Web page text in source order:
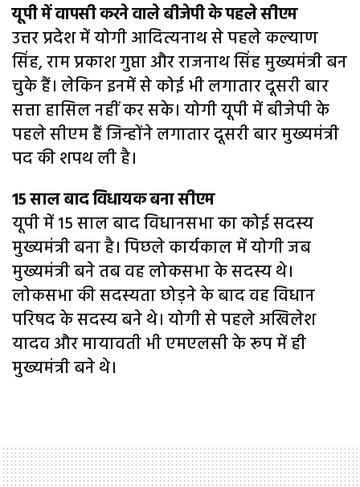
यूपी में वापसी करने वाले बीजेपी के पहले सीएम
उत्तर प्रदेश में योगी आदित्यनाथ से पहले कल्याण
सिंह, राम प्रकाश गुप्ता और राजनाथ सिंह मुख्यमंत्री बन
चुके हैं। लेकिन इनमें से कोई भी लगातार दूसरी बार
सत्ता हासिल नहीं कर सके। योगी यूपी में बीजेपी के
पहले सीएम हैं जिन्होंने लगातार दूसरी बार मुख्यमंत्री
पद की शपथ ली है।
15 साल बाद विधायक बना सीएम
यूपी में 15 साल बाद विधानसभा का कोई सदस्य
मुख्यमंत्री बना है। पिछले कार्यकाल में योगी जब
मुख्यमंत्री बने तब वह लोकसभा के सदस्य थे।
लोकसभा की सदस्यता छोड़ने के बाद वह विधान
परिषद के सदस्य बने थे। योगी से पहले अखिलेश
यादव और मायावती भी एमएलसी के रूप में ही
मुख्यमंत्री बने थे।